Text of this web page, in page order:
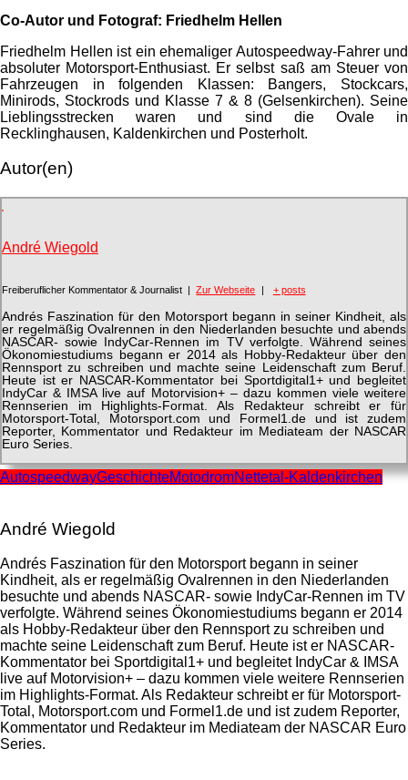
Co-Autor und Fotograf: Friedhelm Hellen
Friedhelm Hellen ist ein ehemaliger Autospeedway-Fahrer und
absoluter Motorsport-Enthusiast. Er selbst saß am Steuer von
Fahrzeugen in folgenden Klassen: Bangers, Stockcars,
Minirods, Stockrods und Klasse 7 & 8 (Gelsenkirchen). Seine
Lieblingsstrecken waren und sind die Ovale in
Recklinghausen, Kaldenkirchen und Posterholt.
Autor(en)
André Wiegold
Freiberuflicher Kommentator & Journalist | Zur Webseite | + posts
Andrés Faszination für den Motorsport begann in seiner Kindheit, als
er regelmäßig Ovalrennen in den Niederlanden besuchte und abends
NASCAR- sowie IndyCar-Rennen im TV verfolgte. Während seines
Ökonomiestudiums begann er 2014 als Hobby-Redakteur über den
Rennsport zu schreiben und machte seine Leidenschaft zum Beruf.
Heute ist er NASCAR-Kommentator bei Sportdigital1+ und begleitet
IndyCar & IMSA live auf Motorvision+ – dazu kommen viele weitere
Rennserien im Highlights-Format. Als Redakteur schreibt er für
Motorsport-Total, Motorsport.com und Formel1.de und ist zudem
Reporter, Kommentator und Redakteur im Mediateam der NASCAR
Euro Series.
AutospeedwayGeschichteMotodromNettetal-Kaldenkirchen
André Wiegold
Andrés Faszination für den Motorsport begann in seiner
Kindheit, als er regelmäßig Ovalrennen in den Niederlanden
besuchte und abends NASCAR- sowie IndyCar-Rennen im TV
verfolgte. Während seines Ökonomiestudiums begann er 2014
als Hobby-Redakteur über den Rennsport zu schreiben und
machte seine Leidenschaft zum Beruf. Heute ist er NASCAR-
Kommentator bei Sportdigital1+ und begleitet IndyCar & IMSA
live auf Motorvision+ – dazu kommen viele weitere Rennserien
im Highlights-Format. Als Redakteur schreibt er für Motorsport-
Total, Motorsport.com und Formel1.de und ist zudem Reporter,
Kommentator und Redakteur im Mediateam der NASCAR Euro
Series.